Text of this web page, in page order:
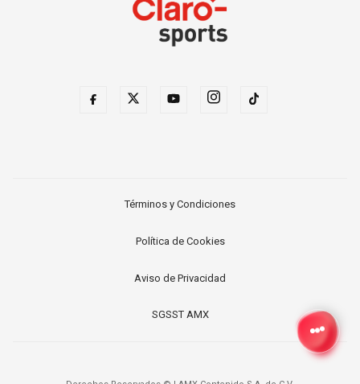
Términos y Condiciones
Política de Cookies
Aviso de Privacidad
SGSST AMX